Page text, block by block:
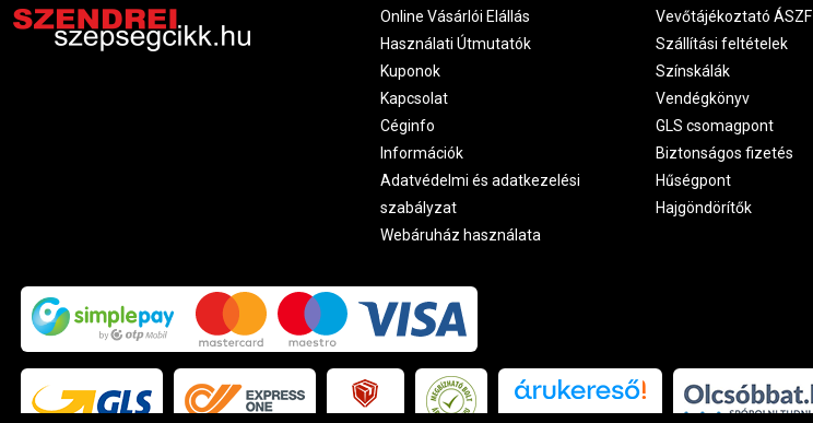
Online Vásárlói Elállás
Használati Útmutatók
Kuponok
Kapcsolat
Céginfo
Információk
Adatvédelmi és adatkezelési
szabályzat
Webáruház használata
Vevőtájékoztató ÁSZF
Szállítási feltételek
Színskálák
Vendégkönyv
GLS csomagpont
Biztonságos fizetés
Hűségpont
Hajgöndörítők